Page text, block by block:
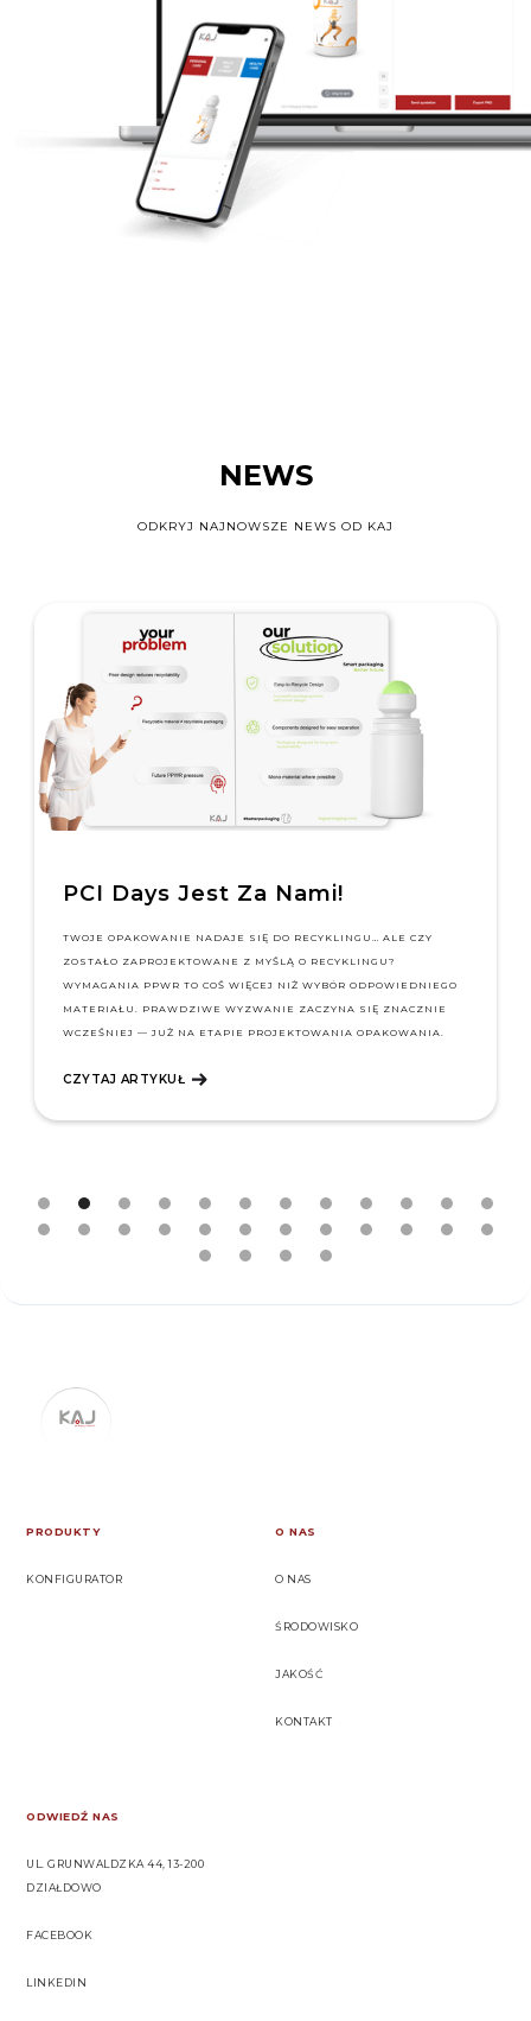
NEWS
ODKRYJ NAJNOWSZE NEWS OD KAJ
PCI Days Jest Za Nami!
TWOJE OPAKOWANIE NADAJE SIĘ DO RECYKLINGU… ALE CZY
ZOSTAŁO ZAPROJEKTOWANE Z MYŚLĄ O RECYKLINGU?
WYMAGANIA PPWR TO COŚ WIĘCEJ NIŻ WYBÓR ODPOWIEDNIEGO
MATERIAŁU. PRAWDZIWE WYZWANIE ZACZYNA SIĘ ZNACZNIE
WCZEŚNIEJ — JUŻ NA ETAPIE PROJEKTOWANIA OPAKOWANIA.
CZYTAJ ARTYKUŁ
PRODUKTY
KONFIGURATOR
O NAS
O NAS
ŚRODOWISKO
JAKOŚĆ
KONTAKT
ODWIEDŹ NAS
UL. GRUNWALDZKA 44, 13-200
DZIAŁDOWO
FACEBOOK
LINKEDIN